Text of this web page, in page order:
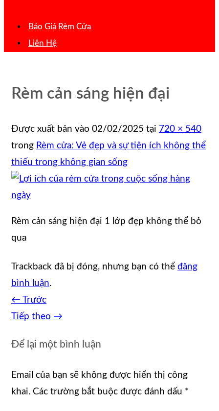
Báo Giá Rèm Cửa
Liên Hệ
Rèm cản sáng hiện đại
Được xuất bản vào 02/02/2025 tại 720 × 540
trong Rèm cửa: Vẻ đẹp và sự tiện ích không thể
thiếu trong không gian sống
Rèm cản sáng hiện đại 1 lớp đẹp không thể bỏ
qua
Trackback đã bị đóng, nhưng bạn có thể đăng
bình luận.
← Trước
Tiếp theo →
Để lại một bình luận
Email của bạn sẽ không được hiển thị công
khai. Các trường bắt buộc được đánh dấu *